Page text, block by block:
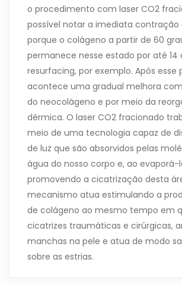
o procedimento com laser CO2
possível notar a imediata contração
porque o colágeno a partir de 60
permanece nesse estado por até 14
resurfacing, por exemplo. Após esse
acontece uma gradual melhora
do neocolágeno e por meio da
dérmica. O laser CO2 fracionado
meio de uma tecnologia capaz de
de luz que são absorvidos pelas
água do nosso corpo e, ao evaporá-
promovendo a cicatrização desta
mecanismo atua estimulando a
de colágeno ao mesmo tempo em
cicatrizes traumáticas e cirúrgicas,
manchas na pele e atua de modo
sobre as estrias.